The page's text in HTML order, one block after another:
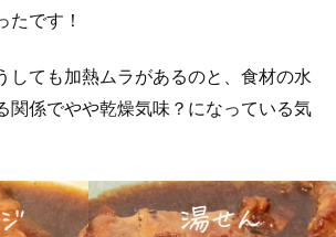
たです！
しても加熱ムラがあるのと、食材の水
関係でやや乾燥気味？になっている気